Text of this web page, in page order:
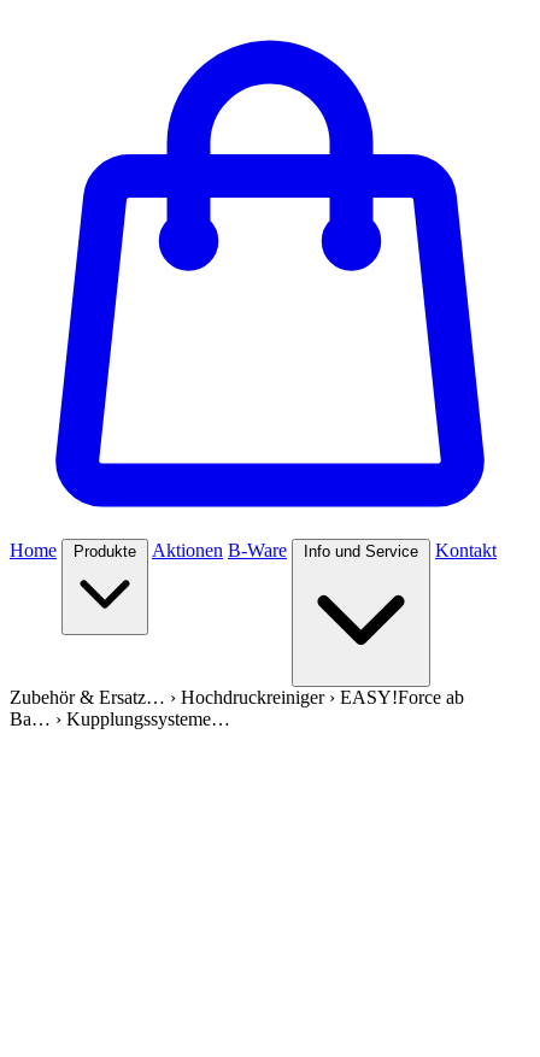
Home Produkte Aktionen B-Ware Info und Service Kontakt
Zubehör & Ersatz… › Hochdruckreiniger› EASY!Force ab
Ba… › Kupplungssysteme…